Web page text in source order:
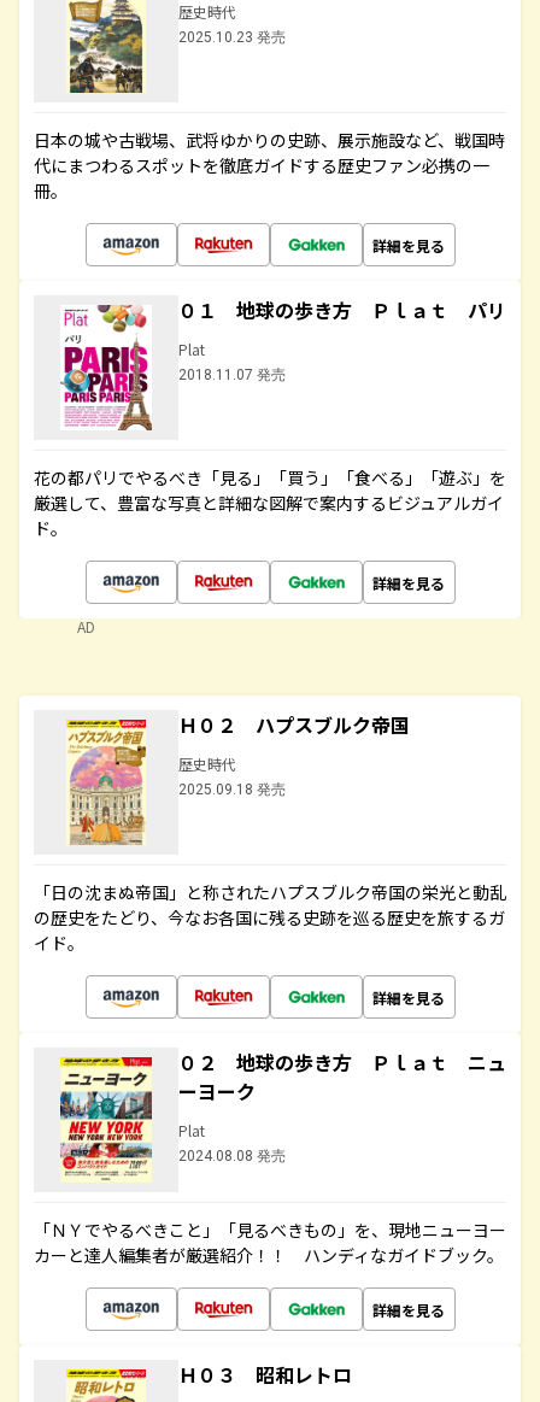
歴史時代
2025.10.23 発売
日本の城や古戦場、武将ゆかりの史跡、展示施設など、戦国時
代にまつわるスポットを徹底ガイドする歴史ファン必携の一
冊。
詳細を見る
０１ 地球の歩き方 Ｐｌａｔ パリ
Plat
2018.11.07 発売
花の都パリでやるべき「見る」「買う」「食べる」「遊ぶ」を
厳選して、豊富な写真と詳細な図解で案内するビジュアルガイ
ド。
詳細を見る
AD
Ｈ０２ ハプスブルク帝国
歴史時代
2025.09.18 発売
「日の沈まぬ帝国」と称されたハプスブルク帝国の栄光と動乱
の歴史をたどり、今なお各国に残る史跡を巡る歴史を旅するガ
イド。
詳細を見る
０２ 地球の歩き方 Ｐｌａｔ ニュ
ーヨーク
Plat
2024.08.08 発売
「ＮＹでやるべきこと」「見るべきもの」を、現地ニューヨー
カーと達人編集者が厳選紹介！！ ハンディなガイドブック。
詳細を見る
Ｈ０３ 昭和レトロ